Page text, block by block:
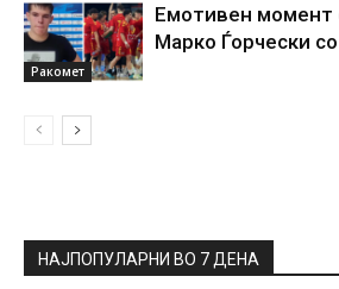
Ракомет
Емотивен момент
Марко Ѓорчески
НАЈПОПУЛАРНИ ВО 7 ДЕНА